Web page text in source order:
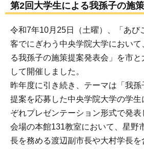
第2回大学生による我孫子の施
令和7年10月25日（土曜）、「あび
客でにぎわう中央学院大学において
る我孫子の施策提案発表会」を市と
して開催しました。
昨年度に引き続き、テーマは「我孫
提案を応募した中央学院大学の学
ぞれプレゼンテーション形式で発表
会場の本館131教室において、星野
長を務める渡辺副市長や大村学長を